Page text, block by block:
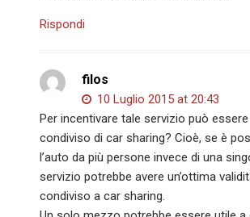
Rispondi
filos
10 Luglio 2015 at 20:43
Per incentivare tale servizio può
condiviso di car sharing? Cioè, se è
l’auto da più persone invece di una
servizio potrebbe avere un’ottima
condiviso a car sharing.